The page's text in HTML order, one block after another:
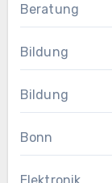
Beratung
Bildung
Bildung
Bonn